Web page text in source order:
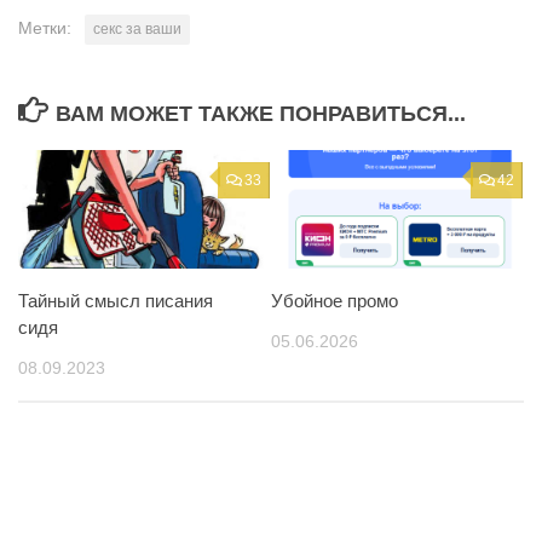
Метки: секс за ваши
ВАМ МОЖЕТ ТАКЖЕ ПОНРАВИТЬСЯ...
33
Тайный смысл писания
сидя
08.09.2023
42
Убойное промо
05.06.2026